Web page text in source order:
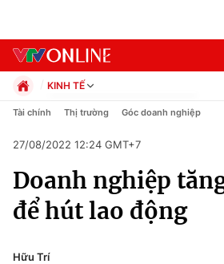
Chuyên mục
Chính trị
KINH TẾ
Chính trị
Pháp luật
Kinh tế
Thể thao
Truyền hình
Tài chính Thị trường Góc doanh nghiệp
27/08/2022 12:24 GMT+7
Doanh nghiệp
để hút lao động
Hữu Trí